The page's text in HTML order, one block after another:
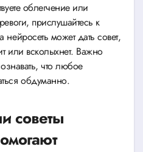
облегчение или
прислушайтесь к
может дать совет,
или всколыхнет. Важно
что любое
обдуманно.
советы